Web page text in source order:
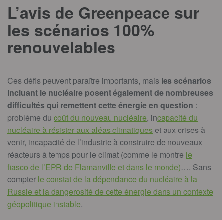
L’avis de Greenpeace sur
les scénarios 100%
renouvelables
Ces défis peuvent paraître importants, mais les scénarios
incluant le nucléaire posent également de nombreuses
difficultés qui remettent cette énergie en question :
problème du coût du nouveau nucléaire, incapacité du
nucléaire à résister aux aléas climatiqueset aux crises à
venir, incapacité de l’industrie à construire de nouveaux
réacteurs à temps pour le climat (comme le montre le
fiasco de l’EPR de Flamanville et dans le monde)…. Sans
compter le constat de la dépendance du nucléaire à la
Russie et la dangerosité de cette énergie dans un contexte
géopolitique instable.